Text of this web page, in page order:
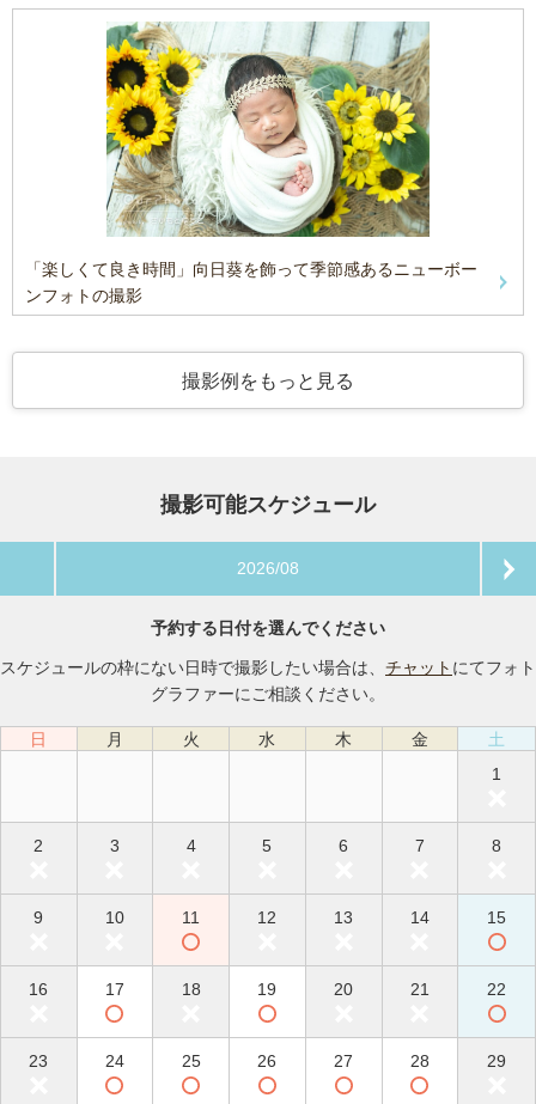
「楽しくて良き時間」向日葵を飾って季節感あるニューボー
ンフォトの撮影
撮影例をもっと見る
撮影可能スケジュール
2026/08
予約する日付を選んでください
スケジュールの枠にない日時で撮影したい場合は、 チャット にてフォト
グラファーにご相談ください。
日 月 火 水 木 金
土
1
2 3 4 5 6 7 8
9 10 11 12 13 14 15
16 17 18 19 20 21 22
23 24 25 26 27 28 29